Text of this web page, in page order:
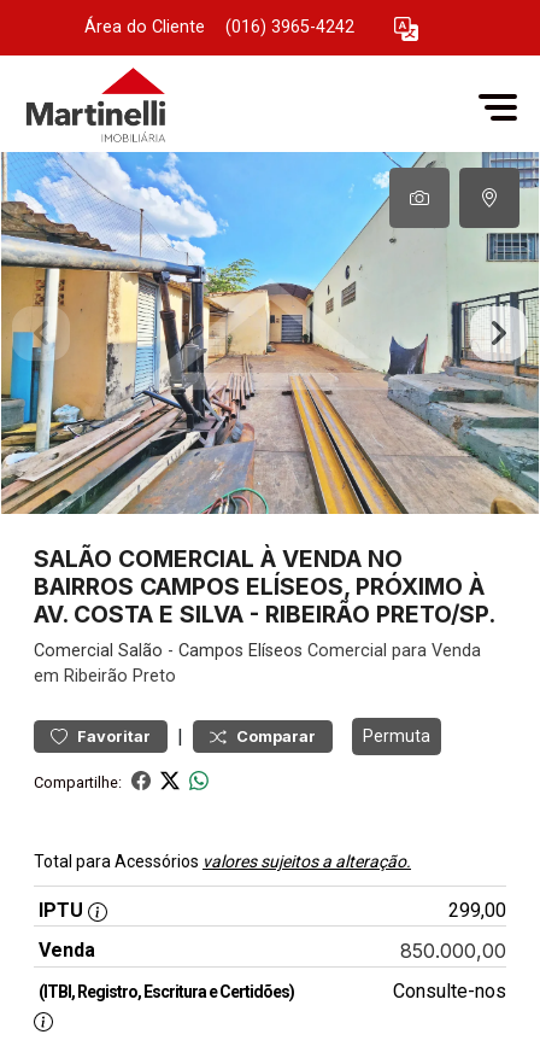
Área do Cliente (016) 3965-4242
SALÃO COMERCIAL À VENDA NO
BAIRROS CAMPOS ELÍSEOS, PRÓXIMO À
AV. COSTA E SILVA - RIBEIRÃO PRETO/SP.
Comercial Salão - Campos Elíseos Comercial para Venda
em Ribeirão Preto
Favoritar | Comparar Permuta
Compartilhe:
Total para Acessórios valores sujeitos a alteração.
IPTU
299,00
Venda
850.000,00
(ITBI, Registro, Escritura e Certidões) Consulte-nos